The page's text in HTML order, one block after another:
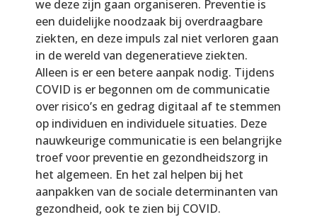
we deze zijn gaan organiseren. Preventie is
een duidelijke noodzaak bij overdraagbare
ziekten, en deze impuls zal niet verloren gaan
in de wereld van degeneratieve ziekten.
Alleen is er een betere aanpak nodig. Tijdens
COVID is er begonnen om de communicatie
over risico’s en gedrag digitaal af te stemmen
op individuen en individuele situaties. Deze
nauwkeurige communicatie is een belangrijke
troef voor preventie en gezondheidszorg in
het algemeen. En het zal helpen bij het
aanpakken van de sociale determinanten van
gezondheid, ook te zien bij COVID.